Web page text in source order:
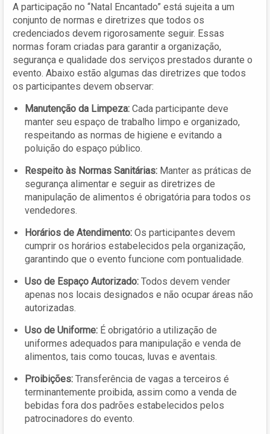
A participação no “Natal Encantado” está sujeita a um
conjunto de normas e diretrizes que todos os
credenciados devem rigorosamente seguir. Essas
normas foram criadas para garantir a organização,
segurança e qualidade dos serviços prestados durante o
evento. Abaixo estão algumas das diretrizes que todos
os participantes devem observar:
Manutenção da Limpeza: Cada participante deve
manter seu espaço de trabalho limpo e organizado,
respeitando as normas de higiene e evitando a
poluição do espaço público.
Respeito às Normas Sanitárias: Manter as práticas de
segurança alimentar e seguir as diretrizes de
manipulação de alimentos é obrigatória para todos os
vendedores.
Horários de Atendimento: Os participantes devem
cumprir os horários estabelecidos pela organização,
garantindo que o evento funcione com pontualidade.
Uso de Espaço Autorizado: Todos devem vender
apenas nos locais designados e não ocupar áreas não
autorizadas.
Uso de Uniforme: É obrigatório a utilização de
uniformes adequados para manipulação e venda de
alimentos, tais como toucas, luvas e aventais.
Proibições: Transferência de vagas a terceiros é
terminantemente proibida, assim como a venda de
bebidas fora dos padrões estabelecidos pelos
patrocinadores do evento.